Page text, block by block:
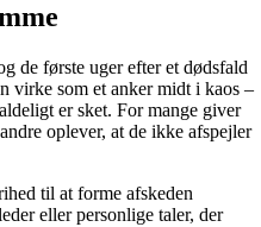
de første uger efter et dødsfald
virke som et anker midt i kaos –
er sket. For mange giver
oplever, at de ikke afspejler
til at forme afskeden
eller personlige taler, der